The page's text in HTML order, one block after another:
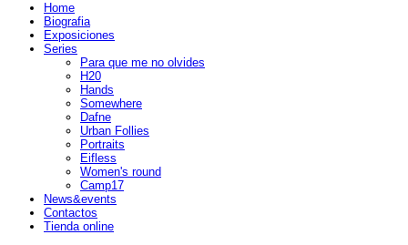
Home
Biografia
Exposiciones
Series
Para que me no olvides
H20
Hands
Somewhere
Dafne
Urban Follies
Portraits
Eifless
Women's round
Camp17
News&events
Contactos
Tienda online